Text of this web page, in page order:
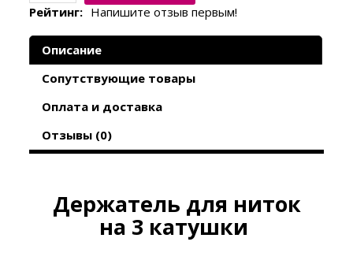
Рейтинг: Напишите отзыв первым!
Описание
Сопутствующие товары
Оплата и доставка
Отзывы (0)
Держатель для ниток
на 3 катушки